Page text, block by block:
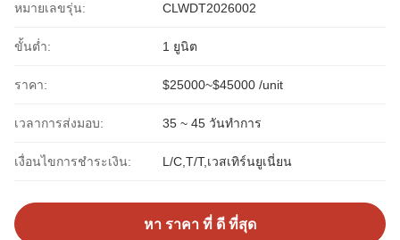
หมายเลขรุ่น: CLWDT2026002
ขั้นต่ำ: 1 ยูนิต
ราคา: $25000~$45000 /unit
เวลาการส่งมอบ: 35 ~ 45 วันทำการ
เงื่อนไขการชำระเงิน: L/C,T/T,เวสเทิร์นยูเนี่ยน
หา ราคา ที่ ดี ที่สุด